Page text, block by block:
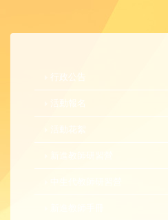
行政公告
活動報名
活動花絮
新進教師研習營